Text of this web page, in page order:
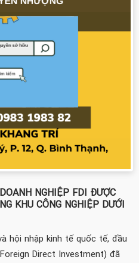
NGHIỆP FDI ĐƯỢC
KHU CÔNG NGHIỆP DƯỚI
hội nhập kinh tế quốc tế, đầu
Direct Investment) đã